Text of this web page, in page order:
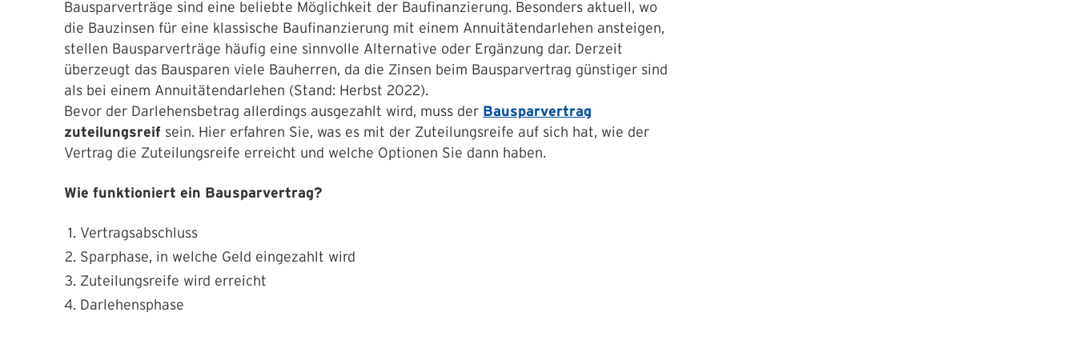
Bausparverträge sind eine beliebte Möglichkeit der Baufinanzierung. Besonders aktuell, wo
die Bauzinsen für eine klassische Baufinanzierung mit einem Annuitätendarlehen ansteigen,
stellen Bausparverträge häufig eine sinnvolle Alternative oder Ergänzung dar. Derzeit
überzeugt das Bausparen viele Bauherren, da die Zinsen beim Bausparvertrag günstiger sind
als bei einem Annuitätendarlehen (Stand: Herbst 2022).
Bevor der Darlehensbetrag allerdings ausgezahlt wird, muss der Bausparvertrag
zuteilungsreif sein. Hier erfahren Sie, was es mit der Zuteilungsreife auf sich hat, wie der
Vertrag die Zuteilungsreife erreicht und welche Optionen Sie dann haben.
Wie funktioniert ein Bausparvertrag?
Vertragsabschluss
Sparphase, in welche Geld eingezahlt wird
Zuteilungsreife wird erreicht
Darlehensphase